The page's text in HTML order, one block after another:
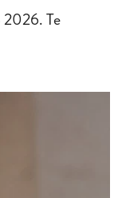
2026. Te